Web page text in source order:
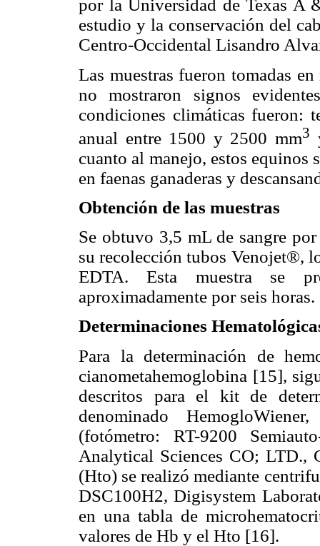
por la Universidad de Texas A
estudio y la conservación del
Centro-Occidental Lisandro
Las muestras fueron tomadas
no mostraron signos
condiciones climáticas fueron:
anual entre 1500 y 2500 mm3
cuanto al manejo, estos equinos
en faenas ganaderas y
Obtención de las muestras
Se obtuvo 3,5 mL de sangre
su recolección tubos Venojet®,
EDTA. Esta muestra se
aproximadamente por seis horas.
Determinaciones
Para la determinación de
cianometahemoglobina [15],
descritos para el kit de
denominado
(fotómetro: RT-9200
Analytical Sciences CO; LTD.,
(Hto) se realizó mediante
DSC100H2, Digisystem
en una tabla de
valores de Hb y el Hto [16].